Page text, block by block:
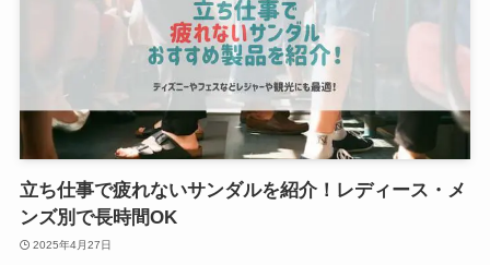
立ち仕事で疲れないサンダルを紹介！レディース・メ
ンズ別で長時間OK
2025年4月27日